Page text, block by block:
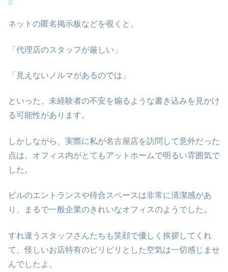
ネットの匿名掲示板などを覗くと、
「代理店のスタッフが厳しい」
「見えないノルマがあるのでは」
といった、未経験者の不安を煽るような書き込みを見かけ
る可能性があります。
しかしながら、実際に私が名古屋店を訪問して意外だった
点は、オフィス内がとてもアットホームで明るい雰囲気で
した。
ビルのエントランスや待合スペースは非常に清潔感があ
り、まるで一般企業のきれいなオフィスのようでした。
すれ違うスタッフさんたちも笑顔で優しく挨拶してくれ
て、怪しいお店特有のピリピリとした空気は一切感じませ
んでしたよ。